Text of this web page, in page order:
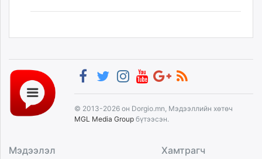
© 2013-2026 он Dorgio.mn, Мэдээллийн хөтөч
MGL Media Group бүтээсэн.
Мэдээлэл Хамтрагч